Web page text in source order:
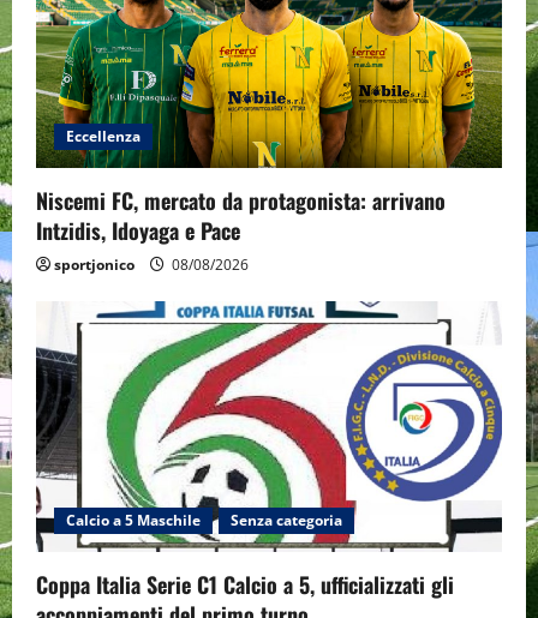
Eccellenza
Niscemi FC, mercato da protagonista: arrivano
Intzidis, Idoyaga e Pace
sportjonico 08/08/2026
Calcio a 5 Maschile Senza categoria
Coppa Italia Serie C1 Calcio a 5, ufficializzati gli